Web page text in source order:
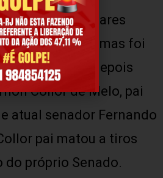
dos parlamentares
na época, mas foi
de 20 anos depois
Collor de Melo, pai
atual senador Fernando
pai matou a tiros
próprio Senado.